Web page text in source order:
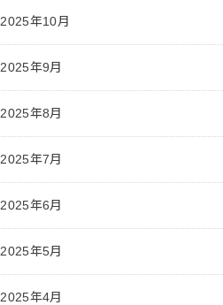
2025年10月
2025年9月
2025年8月
2025年7月
2025年6月
2025年5月
2025年4月